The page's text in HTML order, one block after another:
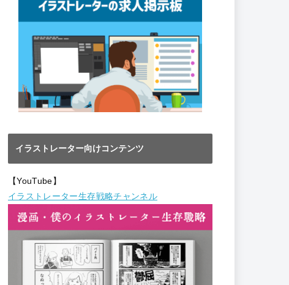
イラストレーター向けコンテンツ
【YouTube】
イラストレーター生存戦略チャンネル